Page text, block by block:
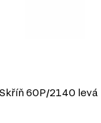
Skříň 60P/2140 levá